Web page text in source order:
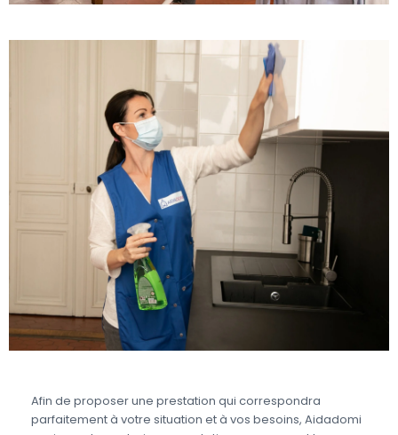
Afin de proposer une prestation qui correspondra
parfaitement à votre situation et à vos besoins, Aidadomi